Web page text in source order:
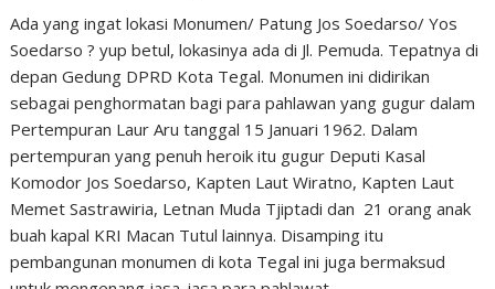
Ada yang ingat lokasi Monumen/ Patung Jos Soedarso/ Yos
Soedarso ? yup betul, lokasinya ada di Jl. Pemuda. Tepatnya di
depan Gedung DPRD Kota Tegal. Monumen ini didirikan
sebagai penghormatan bagi para pahlawan yang gugur dalam
Pertempuran Laur Aru tanggal 15 Januari 1962. Dalam
pertempuran yang penuh heroik itu gugur Deputi Kasal
Komodor Jos Soedarso, Kapten Laut Wiratno, Kapten Laut
Memet Sastrawiria, Letnan Muda Tjiptadi dan 21 orang anak
buah kapal KRI Macan Tutul lainnya. Disamping itu
pembangunan monumen di kota Tegal ini juga bermaksud